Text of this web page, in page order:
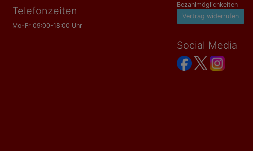
Telefonzeiten
Mo-Fr 09:00-18:00 Uhr
Bezahlmöglichkeiten
Vertrag widerrufen
Social Media